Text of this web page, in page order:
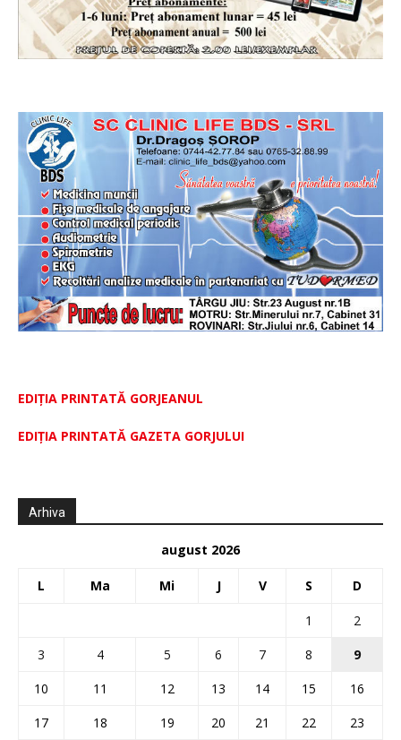
EDIȚIA PRINTATĂ GORJEANUL
EDIŢIA PRINTATĂ GAZETA GORJULUI
Arhiva
august 2026
L Ma Mi J V S D
1
2
3
4 5 6 7 8
9
10
11 12 13 14 15
16
17
18 19 20 21 22 23